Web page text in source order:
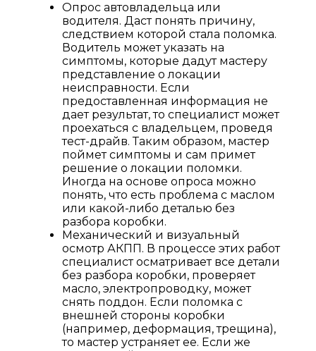
Опрос автовладельца или
водителя. Даст понять причину,
следствием которой стала поломка.
Водитель может указать на
симптомы, которые дадут мастеру
представление о локации
неисправности. Если
предоставленная информация не
дает результат, то специалист может
проехаться с владельцем, проведя
тест-драйв. Таким образом, мастер
поймет симптомы и сам примет
решение о локации поломки.
Иногда на основе опроса можно
понять, что есть проблема с маслом
или какой-либо деталью без
разбора коробки.
Механический и визуальный
осмотр АКПП. В процессе этих работ
специалист осматривает все детали
без разбора коробки, проверяет
масло, электропроводку, может
снять поддон. Если поломка с
внешней стороны коробки
(например, деформация, трещина),
то мастер устраняет ее. Если же